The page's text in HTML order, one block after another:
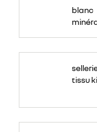
blanc
tissu